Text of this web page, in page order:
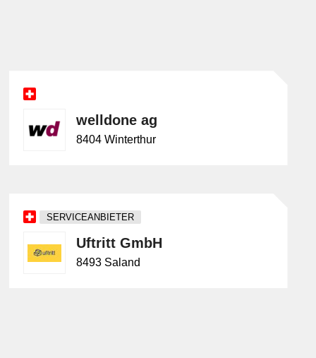
welldone ag
8404 Winterthur
SERVICEANBIETER
Uftritt GmbH
8493 Saland